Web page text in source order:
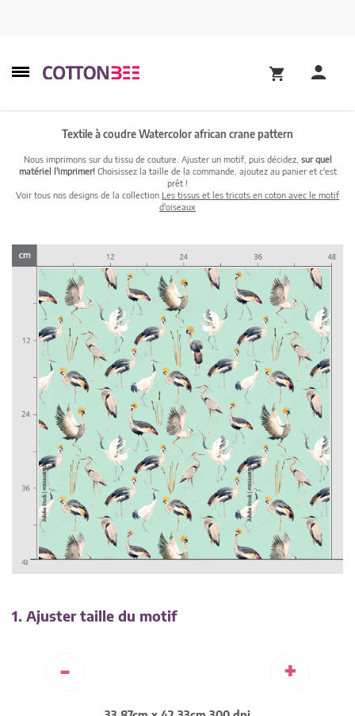
Textile à coudre Watercolor african crane pattern
Nous imprimons sur du tissu de couture. Ajuster un motif, puis décidez, sur quel
matériel l'imprimer!Choisissez la taille de la commande, ajoutez au panier et c'est
prêt !
Voir tous nos designs de la collection Les tissus et les tricots en coton avec le motif
d'oiseaux
1. Ajuster taille du motif
- +